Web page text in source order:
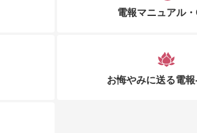
電報マニュアル
お悔やみに送る電